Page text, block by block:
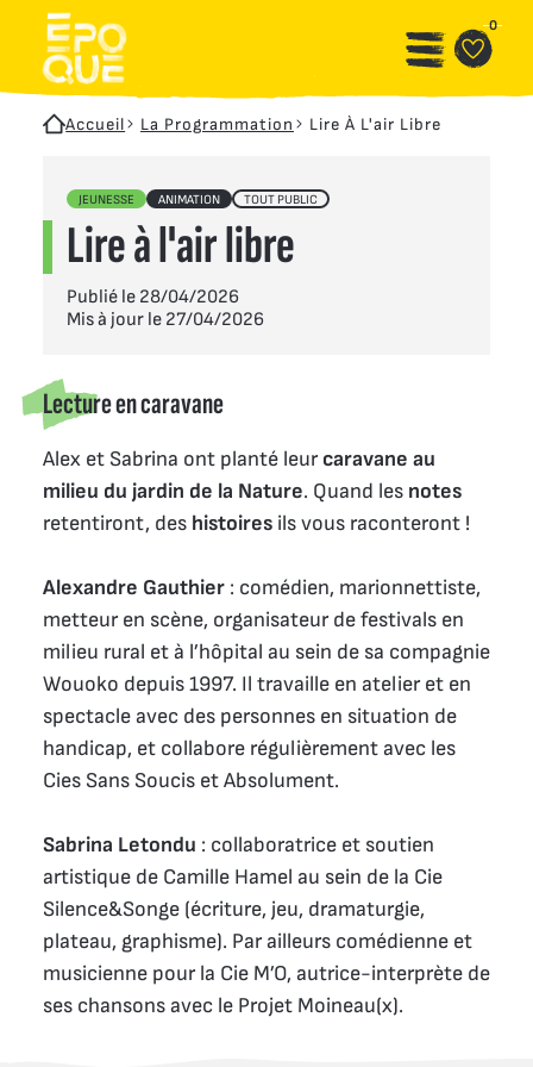
Aller au contenu principal 0
Accueil La Programmation Lire À L'air Libre
JEUNESSE ANIMATION TOUT PUBLIC
Lire à l'air libre
Publié le 28/04/2026
Mis à jour le 27/04/2026
Lecture en caravane
Alex et Sabrina ont planté leur caravane au
milieu du jardin de la Nature. Quand les notes
retentiront, des histoires ils vous raconteront !
Alexandre Gauthier : comédien, marionnettiste,
metteur en scène, organisateur de festivals en
milieu rural et à l’hôpital au sein de sa compagnie
Wouoko depuis 1997. Il travaille en atelier et en
spectacle avec des personnes en situation de
handicap, et collabore régulièrement avec les
Cies Sans Soucis et Absolument.
Sabrina Letondu : collaboratrice et soutien
artistique de Camille Hamel au sein de la Cie
Silence&Songe (écriture, jeu, dramaturgie,
plateau, graphisme). Par ailleurs comédienne et
musicienne pour la Cie M’O, autrice-interprète de
ses chansons avec le Projet Moineau(x).
Panneau de gestion des cookies